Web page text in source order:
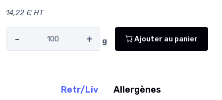
14,22 € HT
- + g Ajouter au panier
Retr/Liv Allergènes